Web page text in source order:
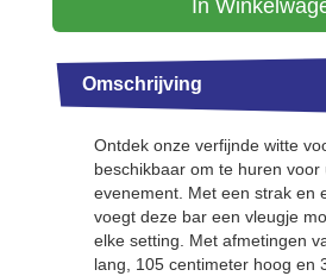
In
Omschrijving
Ontdek onze verfijnde witte
beschikbaar om te huren voor
evenement. Met een strak en
voegt deze bar een vleugje
elke setting. Met afmetingen
lang, 105 centimeter hoog en